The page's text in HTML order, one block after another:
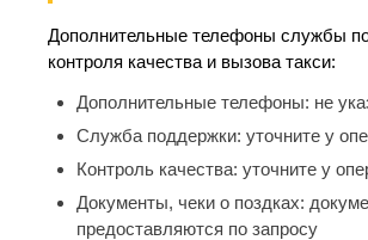
Дополнительные телефоны службы
контроля качества и вызова такси:
Дополнительные телефоны: не
Служба поддержки: уточните у
Контроль качества: уточните у
Документы, чеки о поздках:
предоставляются по запросу